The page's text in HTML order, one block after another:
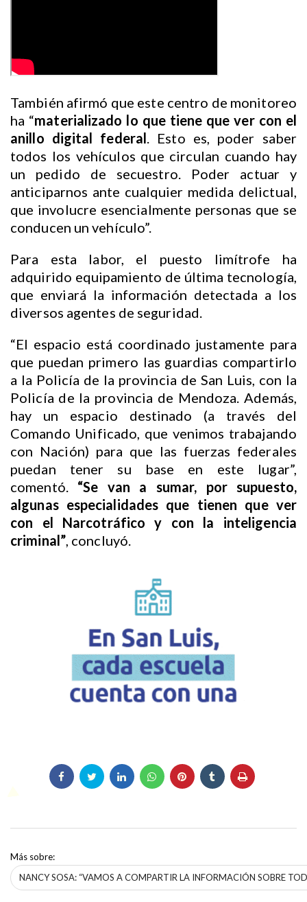
También afirmó que este centro de monitoreo
ha “materializado lo que tiene que ver con el
anillo digital federal. Esto es, poder saber
todos los vehículos que circulan cuando hay
un pedido de secuestro. Poder actuar y
anticiparnos ante cualquier medida delictual,
que involucre esencialmente personas que se
conducen un vehículo”.
Para esta labor, el puesto limítrofe ha
adquirido equipamiento de última tecnología,
que enviará la información detectada a los
diversos agentes de seguridad.
“El espacio está coordinado justamente para
que puedan primero las guardias compartirlo
a la Policía de la provincia de San Luis, con la
Policía de la provincia de Mendoza. Además,
hay un espacio destinado (a través del
Comando Unificado, que venimos trabajando
con Nación) para que las fuerzas federales
puedan tener su base en este lugar”,
comentó. “Se van a sumar, por supuesto,
algunas especialidades que tienen que ver
con el Narcotráfico y con la inteligencia
criminal”, concluyó.
Más sobre:
NANCY SOSA: “VAMOS A COMPARTIR LA INFORMACIÓN SOBRE